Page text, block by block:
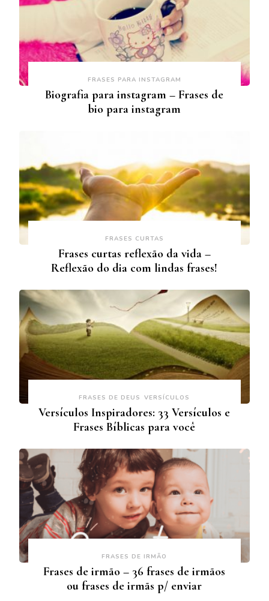
FRASES PARA INSTAGRAM
Biografia para instagram – Frases de
bio para instagram
FRASES CURTAS
Frases curtas reflexão da vida –
Reflexão do dia com lindas frases!
FRASES DE DEUS VERSÍCULOS
Versículos Inspiradores: 33 Versículos e
Frases Bíblicas para você
FRASES DE IRMÃO
Frases de irmão – 36 frases de irmãos
ou frases de irmãs p/ enviar